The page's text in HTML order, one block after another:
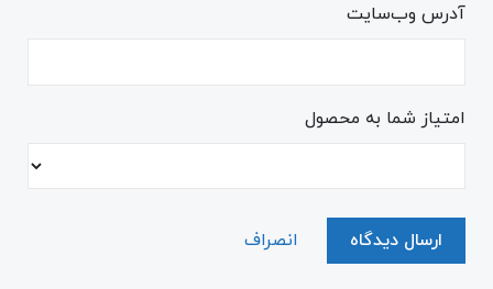
آدرس وب‌سایت
امتیاز شما به محصول
ارسال دیدگاه انصراف